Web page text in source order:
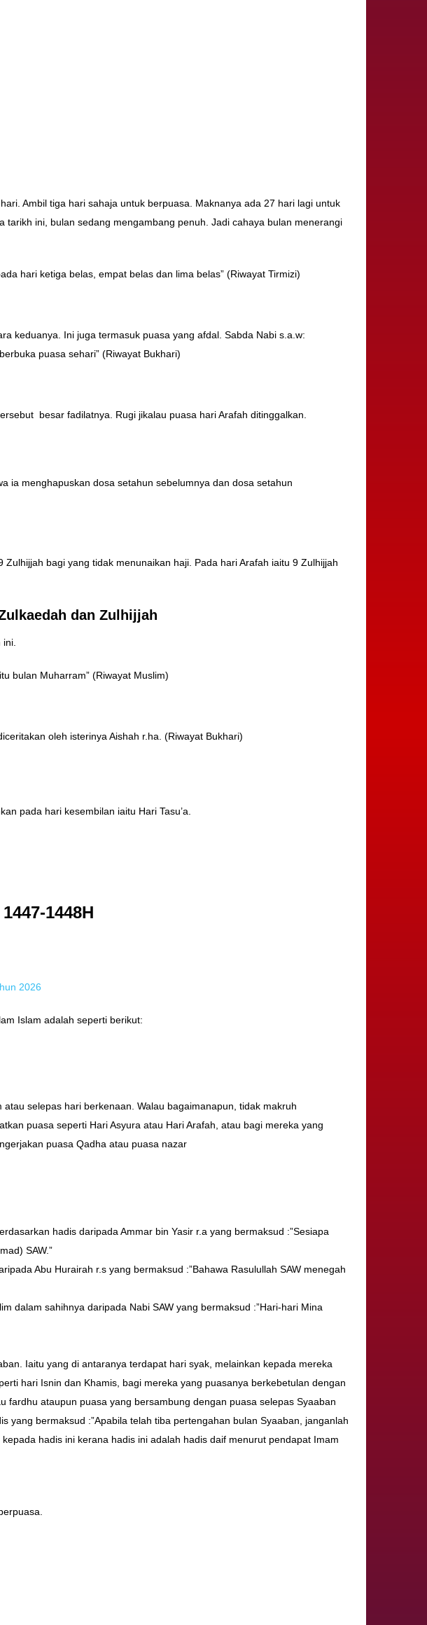
Ambil tiga hari sahaja untuk berpuasa. Maknanya ada 27 hari lagi untuk
ini, bulan sedang mengambang penuh. Jadi cahaya bulan menerangi
hari ketiga belas, empat belas dan lima belas” (Riwayat Tirmizi)
keduanya. Ini juga termasuk puasa yang afdal. Sabda Nabi s.a.w:
puasa sehari” (Riwayat Bukhari)
besar fadilatnya. Rugi jikalau puasa hari Arafah ditinggalkan.
ia menghapuskan dosa setahun sebelumnya dan dosa setahun
bagi yang tidak menunaikan haji. Pada hari Arafah iaitu 9 Zulhijjah
dan Zulhijjah
bulan Muharram” (Riwayat Muslim)
oleh isterinya Aishah r.ha. (Riwayat Bukhari)
pada hari kesembilan iaitu Hari Tasu’a.
1448H
2026
Islam adalah seperti berikut:
selepas hari berkenaan. Walau bagaimanapun, tidak makruh
puasa seperti Hari Asyura atau Hari Arafah, atau bagi mereka yang
puasa Qadha atau puasa nazar
hadis daripada Ammar bin Yasir r.a yang bermaksud :”Sesiapa
SAW.”
Abu Hurairah r.s yang bermaksud :”Bahawa Rasulullah SAW menegah
dalam sahihnya daripada Nabi SAW yang bermaksud :”Hari-hari Mina
Iaitu yang di antaranya terdapat hari syak, melainkan kepada mereka
hari Isnin dan Khamis, bagi mereka yang puasanya berkebetulan dengan
ataupun puasa yang bersambung dengan puasa selepas Syaaban
bermaksud :”Apabila telah tiba pertengahan bulan Syaaban, janganlah
hadis ini kerana hadis ini adalah hadis daif menurut pendapat Imam